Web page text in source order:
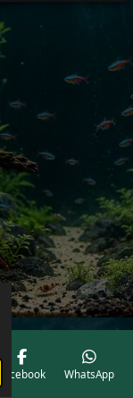
Facebook WhatsApp